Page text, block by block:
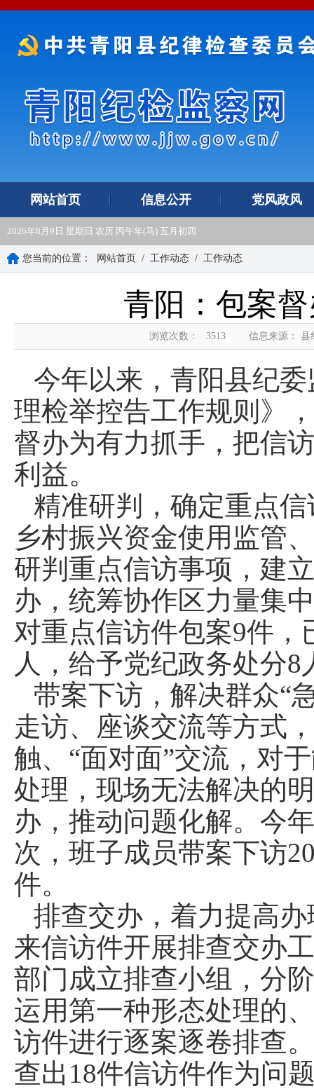
网站首页 信息公开 党风政风
2026年8月9日 星期日 农历 丙午年(马) 五月初四
您当前的位置： 网站首页 / 工作动态 / 工作动态
青阳：包案
浏览次数： 3513 信息来源： 县
今年以来，青阳县纪
理检举控告工作规则》
督办为有力抓手，把信
利益。
精准研判，确定重点
乡村振兴资金使用监管
研判重点信访事项，建
办，统筹协作区力量集
对重点信访件包案9件，
人，给予党纪政务处分
带案下访，解决群众“
走访、座谈交流等方式
触、“面对面”交流，对
处理，现场无法解决的
办，推动问题化解。今
次，班子成员带案下访
件。
排查交办，着力提高
来信访件开展排查交办
部门成立排查小组，分
运用第一种形态处理的
访件进行逐案逐卷排查
查出18件信访件作为问